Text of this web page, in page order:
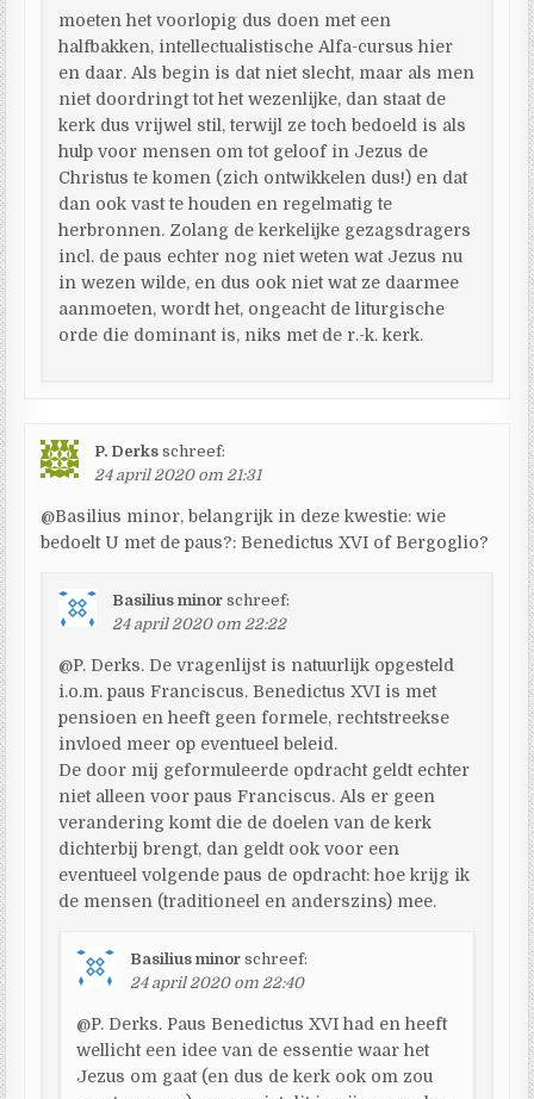
moeten het voorlopig dus doen met een
halfbakken, intellectualistische Alfa-cursus hier
en daar. Als begin is dat niet slecht, maar als men
niet doordringt tot het wezenlijke, dan staat de
kerk dus vrijwel stil, terwijl ze toch bedoeld is als
hulp voor mensen om tot geloof in Jezus de
Christus te komen (zich ontwikkelen dus!) en dat
dan ook vast te houden en regelmatig te
herbronnen. Zolang de kerkelijke gezagsdragers
incl. de paus echter nog niet weten wat Jezus nu
in wezen wilde, en dus ook niet wat ze daarmee
aanmoeten, wordt het, ongeacht de liturgische
orde die dominant is, niks met de r.-k. kerk.
P. Derks schreef:
24 april 2020 om 21:31
@Basilius minor, belangrijk in deze kwestie: wie
bedoelt U met de paus?: Benedictus XVI of Bergoglio?
Basilius minor schreef:
24 april 2020 om 22:22
@P. Derks. De vragenlijst is natuurlijk opgesteld
i.o.m. paus Franciscus. Benedictus XVI is met
pensioen en heeft geen formele, rechtstreekse
invloed meer op eventueel beleid.
De door mij geformuleerde opdracht geldt echter
niet alleen voor paus Franciscus. Als er geen
verandering komt die de doelen van de kerk
dichterbij brengt, dan geldt ook voor een
eventueel volgende paus de opdracht: hoe krijg ik
de mensen (traditioneel en anderszins) mee.
Basilius minor schreef:
24 april 2020 om 22:40
@P. Derks. Paus Benedictus XVI had en heeft
wellicht een idee van de essentie waar het
Jezus om gaat (en dus de kerk ook om zou